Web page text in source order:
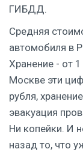
ГИБДД.
Средняя
автомобиля в
Хранение - от
Москве эти
рубля,
эвакуация
Ни копейки. И
назад то, что